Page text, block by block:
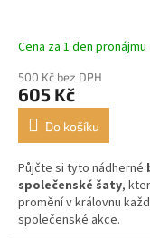
Cena za 1 den pronájmu
500 Kč bez DPH
605 Kč
Do košíku
Půjčte si tyto nádherné
společenské šaty,
promění v královnu
společenské akce.